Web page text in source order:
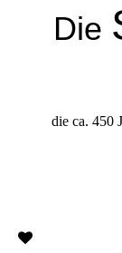
Die
die ca. 450